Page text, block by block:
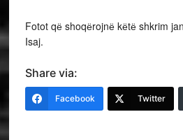
Fotot qё shoqёrojnё kёtё shkrim
Isaj.
Share via:
Facebook Twitter